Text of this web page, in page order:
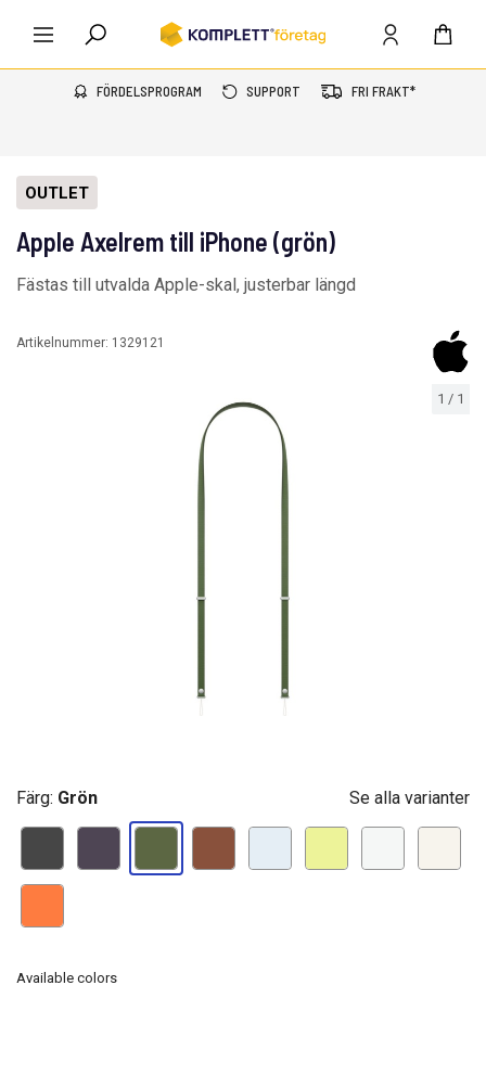
FÖRDELSPROGRAM SUPPORT FRI FRAKT*
1 / 1
OUTLET
Apple Axelrem till iPhone (grön)
Fästas till utvalda Apple-skal, justerbar längd
Artikelnummer: 1329121
Färg: Grön Se alla varianter
Available colors